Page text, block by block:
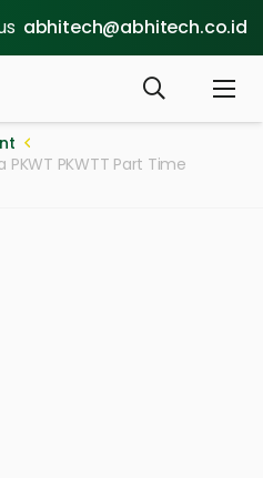
abhitech@abhitech.co.id
PKWTT Part Time